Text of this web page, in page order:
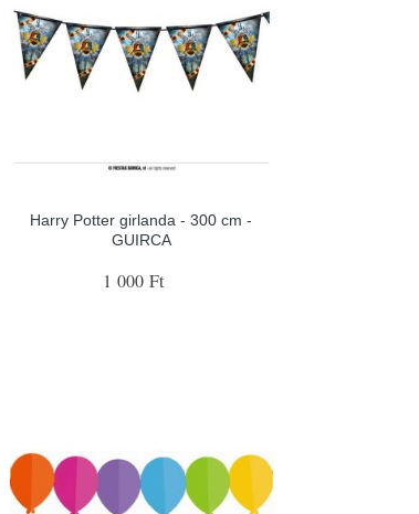
Harry Potter girlanda - 300 cm -
GUIRCA
1 000 Ft